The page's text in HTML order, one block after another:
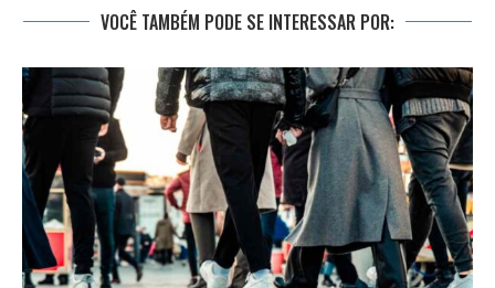
VOCÊ TAMBÉM PODE SE INTERESSAR POR: